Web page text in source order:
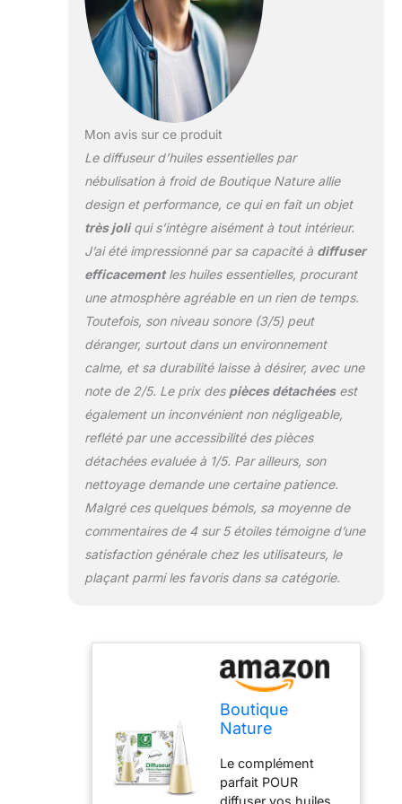
huiles Variateur de
puissance Surface
de diffusion 100 m²
Mon avis sur ce produit
Le diffuseur d’huiles essentielles par
nébulisation à froid de Boutique Nature allie
design et performance, ce qui en fait un objet
très joliqui s’intègre aisément à tout intérieur.
J’ai été impressionné par sa capacité à diffuser
efficacementles huiles essentielles, procurant
une atmosphère agréable en un rien de temps.
Toutefois, son niveau sonore (3/5) peut
déranger, surtout dans un environnement
calme, et sa durabilité laisse à désirer, avec une
note de 2/5. Le prix des pièces détachéesest
également un inconvénient non négligeable,
reflété par une accessibilité des pièces
détachées evaluée à 1/5. Par ailleurs, son
nettoyage demande une certaine patience.
Malgré ces quelques bémols, sa moyenne de
commentaires de 4 sur 5 étoiles témoigne d’une
satisfaction générale chez les utilisateurs, le
plaçant parmi les favoris dans sa catégorie.
Boutique
Nature
Huiles
Essentielles par
Le complément
parfait POUR
diffuser vos huiles